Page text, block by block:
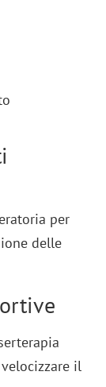
per
delle
il